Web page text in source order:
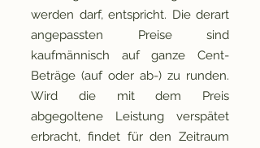
werden darf, entspricht. Die derart
angepassten Preise sind
kaufmännisch auf ganze Cent-
Beträge (auf oder ab-) zu runden.
Wird die mit dem Preis
abgegoltene Leistung verspätet
erbracht, findet für den Zeitraum